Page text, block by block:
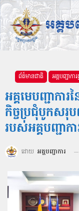
ព័ត៌មានជាតិ
អគ្គមេបញ្ជាក
កិច្ចប្រជុំបូកសរុ
របស់អគ្គបញ្ជាកា
ដោយ អគ្គបញ្ជាការ